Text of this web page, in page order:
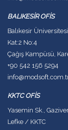
BALIKESİR OFİS
Balıkesir
Kat:2 No:4
Çağış Kampüsü,
+90 542 156 5294
KKTC OFİS
Yasemin Sk.,
Lefke / KKTC